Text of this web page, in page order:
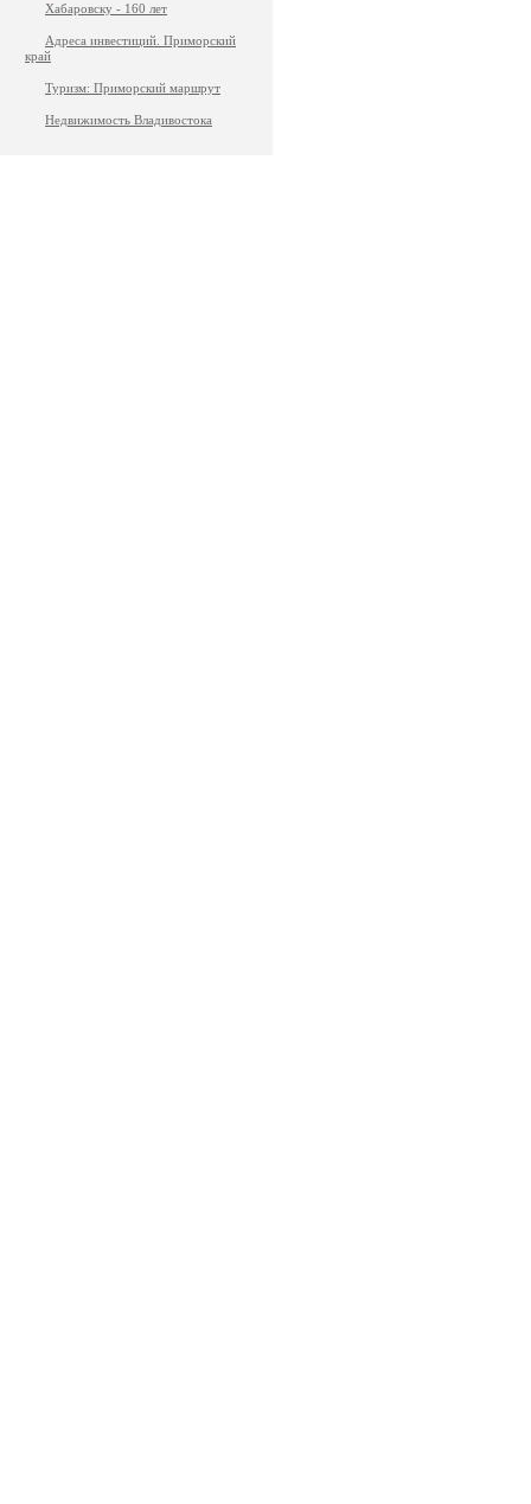
Хабаровску - 160 лет
Адреса инвестиций. Приморский
край
Туризм: Приморский маршрут
Недвижимость Владивостока